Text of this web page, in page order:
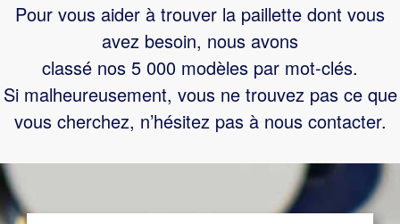
Pour vous aider à trouver la paillette dont vous
avez besoin, nous avons
classé nos 5 000 modèles par mot-clés.
Si malheureusement, vous ne trouvez pas ce que
vous cherchez, n’hésitez pas à nous contacter.